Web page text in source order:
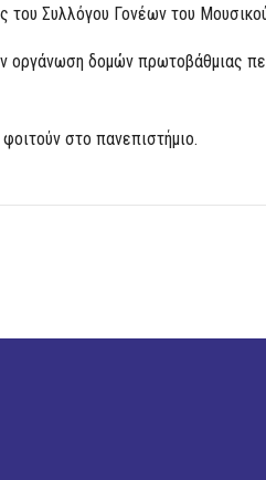
του Συλλόγου Γονέων του
οργάνωση δομών πρωτοβάθμιας
στο πανεπιστήμιο.